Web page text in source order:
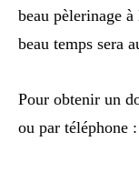
beau pèlerinage
beau temps sera
Pour obtenir un
ou par téléphone :